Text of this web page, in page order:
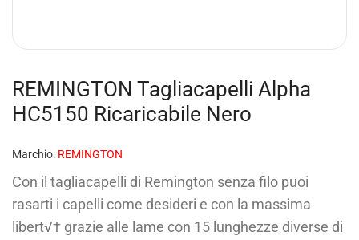
REMINGTON Tagliacapelli Alpha
HC5150 Ricaricabile Nero
Marchio: REMINGTON
Con il tagliacapelli di Remington senza filo puoi
rasarti i capelli come desideri e con la massima
libert√† grazie alle lame con 15 lunghezze diverse di